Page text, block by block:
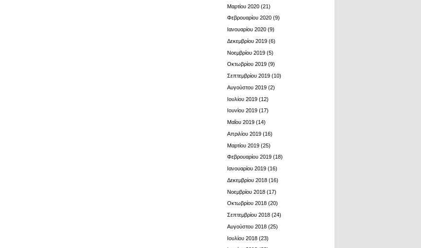
Μαρτίου 2020 (21)
Φεβρουαρίου 2020 (9)
Ιανουαρίου 2020 (9)
Δεκεμβρίου 2019 (6)
Νοεμβρίου 2019 (5)
Οκτωβρίου 2019 (9)
Σεπτεμβρίου 2019 (10)
Αυγούστου 2019 (2)
Ιουλίου 2019 (12)
Ιουνίου 2019 (17)
Μαΐου 2019 (14)
Απριλίου 2019 (16)
Μαρτίου 2019 (25)
Φεβρουαρίου 2019 (18)
Ιανουαρίου 2019 (16)
Δεκεμβρίου 2018 (16)
Νοεμβρίου 2018 (17)
Οκτωβρίου 2018 (20)
Σεπτεμβρίου 2018 (24)
Αυγούστου 2018 (25)
Ιουλίου 2018 (23)